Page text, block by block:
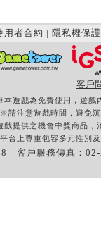
用者合約 | 隱私權保護
客戶
本遊戲為免費使用，遊戲
※請注意遊戲時間，避免
提供之機會中獎商品，
台上尊重包容多元性別
客戶服務傳真：